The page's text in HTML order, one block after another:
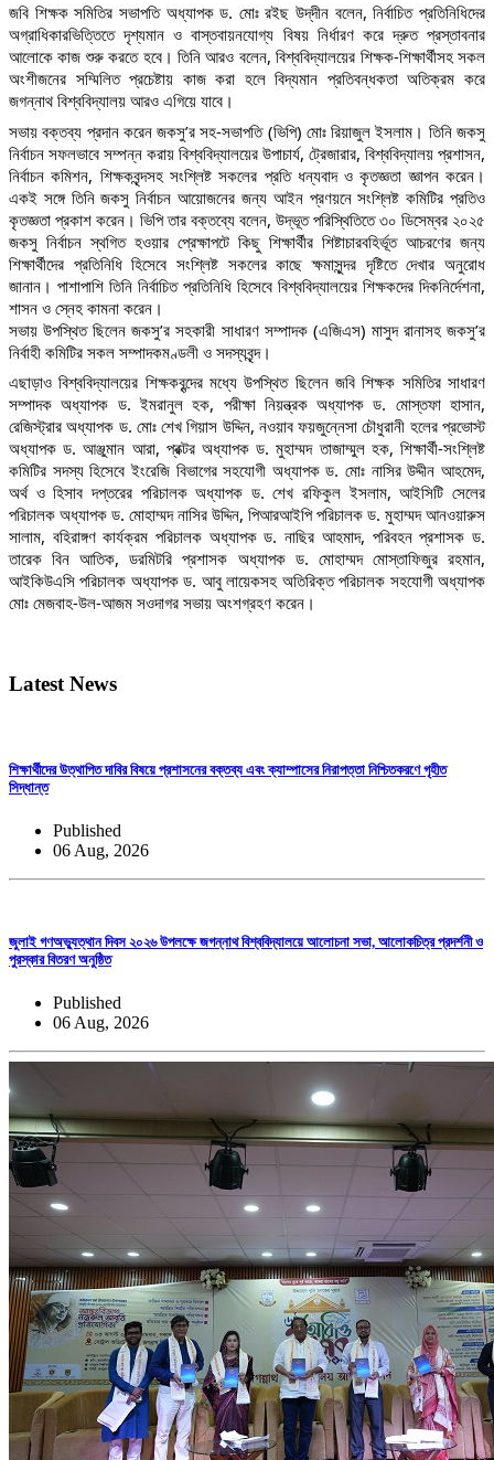
জবি শিক্ষক সমিতির সভাপতি অধ্যাপক ড. মোঃ রইছ উদ্‌দীন বলেন, নির্বাচিত প্রতিনিধিদের
অগ্রাধিকারভিত্তিতে দৃশ্যমান ও বাস্তবায়নযোগ্য বিষয় নির্ধারণ করে দ্রুত প্রস্তাবনার
আলোকে কাজ শুরু করতে হবে। তিনি আরও বলেন, বিশ্ববিদ্যালয়ের শিক্ষক-শিক্ষার্থীসহ সকল
অংশীজনের সম্মিলিত প্রচেষ্টায় কাজ করা হলে বিদ্যমান প্রতিবন্ধকতা অতিক্রম করে
জগন্নাথ বিশ্ববিদ্যালয় আরও এগিয়ে যাবে।
সভায় বক্তব্য প্রদান করেন জকসু’র সহ-সভাপতি (ভিপি) মোঃ রিয়াজুল ইসলাম। তিনি জকসু
নির্বাচন সফলভাবে সম্পন্ন করায় বিশ্ববিদ্যালয়ের উপাচার্য, ট্রেজারার, বিশ্ববিদ্যালয় প্রশাসন,
নির্বাচন কমিশন, শিক্ষকবৃন্দসহ সংশ্লিষ্ট সকলের প্রতি ধন্যবাদ ও কৃতজ্ঞতা জ্ঞাপন করেন।
একই সঙ্গে তিনি জকসু নির্বাচন আয়োজনের জন্য আইন প্রণয়নে সংশ্লিষ্ট কমিটির প্রতিও
কৃতজ্ঞতা প্রকাশ করেন। ভিপি তার বক্তব্যে বলেন, উদ্ভূত পরিস্থিতিতে ৩০ ডিসেম্বর ২০২৫
জকসু নির্বাচন স্থগিত হওয়ার প্রেক্ষাপটে কিছু শিক্ষার্থীর শিষ্টাচারবহির্ভূত আচরণের জন্য
শিক্ষার্থীদের প্রতিনিধি হিসেবে সংশ্লিষ্ট সকলের কাছে ক্ষমাসুন্দর দৃষ্টিতে দেখার অনুরোধ
জানান। পাশাপাশি তিনি নির্বাচিত প্রতিনিধি হিসেবে বিশ্ববিদ্যালয়ের শিক্ষকদের দিকনির্দেশনা,
শাসন ও স্নেহ কামনা করেন।
সভায় উপস্থিত ছিলেন জকসু’র সহকারী সাধারণ সম্পাদক (এজিএস) মাসুদ রানাসহ জকসু’র
নির্বাহী কমিটির সকল সম্পাদকমণ্ডলী ও সদস্যবৃন্দ।
এছাড়াও বিশ্ববিদ্যালয়ের শিক্ষকবৃন্দের মধ্যে উপস্থিত ছিলেন জবি শিক্ষক সমিতির সাধারণ
সম্পাদক অধ্যাপক ড. ইমরানুল হক, পরীক্ষা নিয়ন্ত্রক অধ্যাপক ড. মোস্তফা হাসান,
রেজিস্ট্রার অধ্যাপক ড. মোঃ শেখ গিয়াস উদ্দিন, নওয়াব ফয়জুন্নেসা চৌধুরানী হলের প্রভোস্ট
অধ্যাপক ড. আঞ্জুমান আরা, প্রক্টর অধ্যাপক ড. মুহাম্মদ তাজাম্মুল হক, শিক্ষার্থী-সংশ্লিষ্ট
কমিটির সদস্য হিসেবে ইংরেজি বিভাগের সহযোগী অধ্যাপক ড. মোঃ নাসির উদ্দীন আহমেদ,
অর্থ ও হিসাব দপ্তরের পরিচালক অধ্যাপক ড. শেখ রফিকুল ইসলাম, আইসিটি সেলের
পরিচালক অধ্যাপক ড. মোহাম্মদ নাসির উদ্দিন, পিআরআইপি পরিচালক ড. মুহাম্মদ আনওয়ারুস
সালাম, বহিরাঙ্গণ কার্যক্রম পরিচালক অধ্যাপক ড. নাছির আহমাদ, পরিবহন প্রশাসক ড.
তারেক বিন আতিক, ডরমিটরি প্রশাসক অধ্যাপক ড. মোহাম্মদ মোস্তাফিজুর রহমান,
আইকিউএসি পরিচালক অধ্যাপক ড. আবু লায়েকসহ অতিরিক্ত পরিচালক সহযোগী অধ্যাপক
মোঃ মেজবাহ-উল-আজম সওদাগর সভায় অংশগ্রহণ করেন।
Latest News
শিক্ষার্থীদের উত্থাপিত দাবির বিষয়ে প্রশাসনের বক্তব্য এবং ক্যাম্পাসের নিরাপত্তা নিশ্চিতকরণে গৃহীত
সিদ্ধান্ত
Published
06 Aug, 2026
জুলাই গণঅভ্যুত্থান দিবস ২০২৬ উপলক্ষে জগন্নাথ বিশ্ববিদ্যালয়ে আলোচনা সভা, আলোকচিত্র প্রদর্শনী ও
পুরস্কার বিতরণ অনুষ্ঠিত
Published
06 Aug, 2026